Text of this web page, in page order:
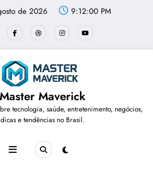
de 2026 9:12:00 PM
Master Maverick
tecnologia, saúde, entretenimento, negócios,
dicas e tendências no Brasil.